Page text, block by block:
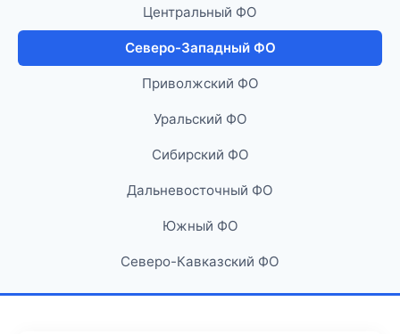
Центральный ФО
Северо-Западный ФО
Приволжский ФО
Уральский ФО
Сибирский ФО
Дальневосточный ФО
Южный ФО
Северо-Кавказский ФО